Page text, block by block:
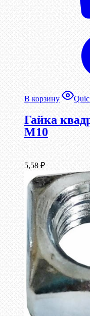
В корзину
Гайка
М10
5,58 ₽